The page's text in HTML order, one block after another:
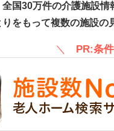
国30万件の介護施設情
をもって複数の施設の
＼ PR:条